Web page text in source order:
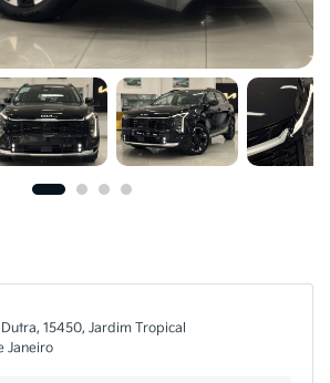
15450, Jardim Tropical
Janeiro